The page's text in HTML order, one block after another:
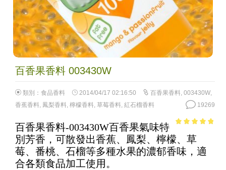
百香果香料 003430W
類別： 食品香料 2014/04/17 02:16:50 百香果香料, 003430W,
香蕉香料, 鳳梨香料, 檸檬香料, 草莓香料, 紅石榴香料 19269
5
百香果香料-003430W百香果氣味特
別芳香，可散發出香蕉、鳳梨、檸檬、草
莓、番桃、石榴等多種水果的濃郁香味，適
合各類食品加工使用。